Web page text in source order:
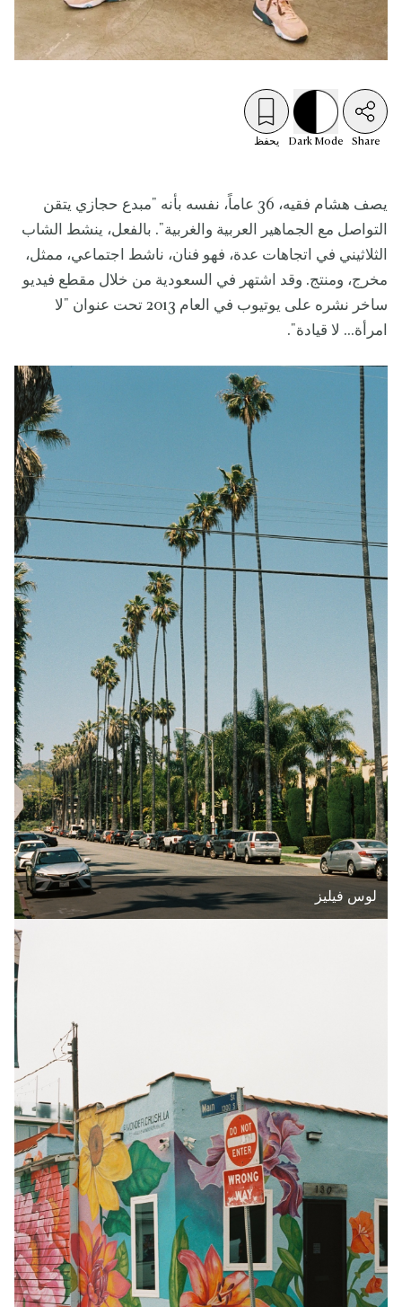
Share
Dark Mode يحفظ
يصف هشام فقيه، 36 عاماً، نفسه بأنه "مبدع حجازي يتقن
التواصل مع الجماهير العربية والغربية". بالفعل، ينشط الشاب
الثلاثيني في اتجاهات عدة، فهو فنان، ناشط اجتماعي، ممثل،
مخرج، ومنتج. وقد اشتهر في السعودية من خلال مقطع فيديو
ساخر نشره على يوتيوب في العام 2013 تحت عنوان "لا
امرأة... لا قيادة".
لوس فيليز